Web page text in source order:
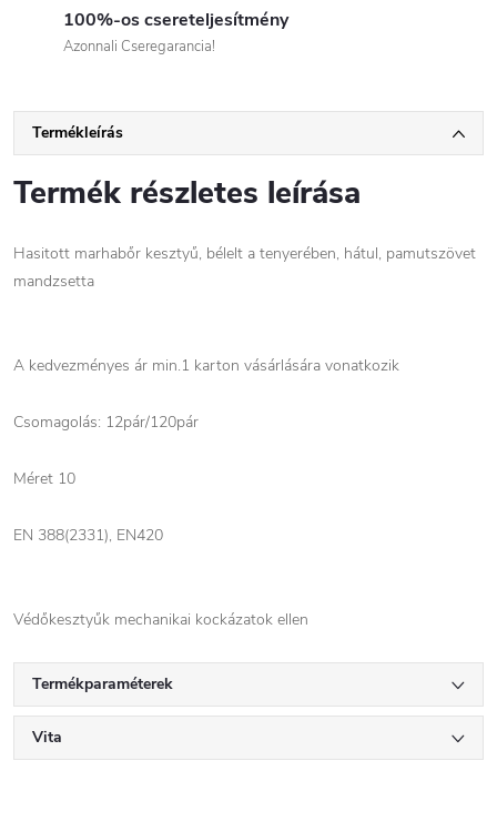
100%-os csereteljesítmény
Azonnali Cseregarancia!
Termékleírás
Termék részletes leírása
Hasitott marhabőr kesztyű, bélelt a tenyerében, hátul, pamutszövet
mandzsetta
A kedvezményes ár min.1 karton vásárlására vonatkozik
Csomagolás: 12pár/120pár
Méret 10
EN 388(2331), EN420
Védőkesztyűk mechanikai kockázatok ellen
Termékparaméterek
Vita